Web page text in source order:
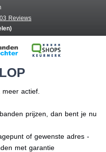
Reviews
actief.
prijzen, dan bent je nu
of gewenste adres -
met garantie